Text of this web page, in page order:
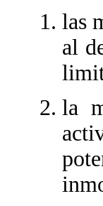
las
al
la